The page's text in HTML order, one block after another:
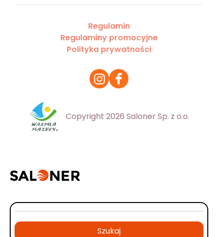
Regulamin
Regulaminy promocyjne
Polityka prywatności
Copyright 2026 Saloner Sp. z o.o.
Szukaj